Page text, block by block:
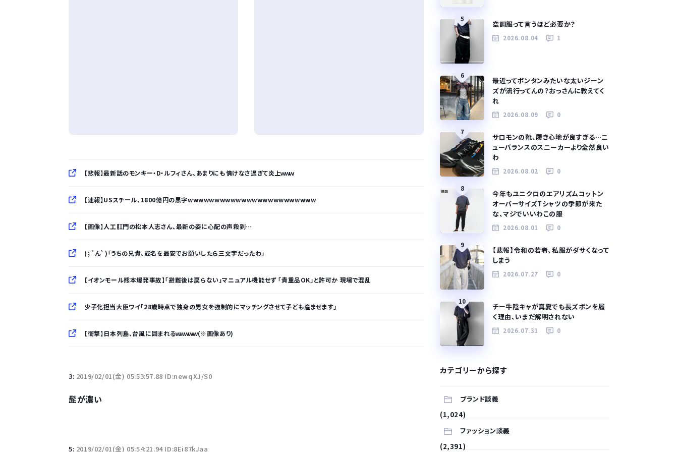
【悲報】最新話のモンキー・D・ルフィさん、あまりにも情けなさ過ぎて炎上ｗｗｗ
【速報】USスチール、1800億円の黒字wwwwwwwwwwwwwwwwwwwwwwww
【画像】人工肛門の松本人志さん、最新の姿に心配の声殺到…
(；´ん`)「うちの兄貴、戒名を最安でお願いしたら三文字だったわ」
【イオンモール熊本爆発事故】「避難後は戻らない」マニュアル機能せず 「貴重品OK」と許可か 現場で混乱
少子化担当大臣ワイ「28歳時点で独身の男女を強制的にマッチングさせて子ども産ませます」
【衝撃】日本列島、台風に囲まれるｗｗｗｗｗ(※画像あり)
3: 2019/02/01(金) 05:53:57.88 ID:newqXJ/S0
髭が濃い
5: 2019/02/01(金) 05:54:21.94 ID:8Ei87kJaa
5
空調服って言うほど必要か？
2026.08.04 1
6
最近ってボンタンみたいな太いジーン
ズが流行ってんの？おっさんに教えてく
れ
2026.08.09 0
7
サロモンの靴、履き心地が良すぎる…ニ
ューバランスのスニーカーより全然良い
わ
2026.08.02 0
8
今年もユニクロのエアリズムコットン
オーバーサイズTシャツの季節が来た
な、マジでいいわこの服
2026.08.01 0
9
【悲報】令和の若者、私服がダサくなって
しまう
2026.07.27 0
10
チー牛陰キャが真夏でも長ズボンを履
く理由、いまだ解明されない
2026.07.31 0
カテゴリーから探す
ブランド談義
(1,024)
ファッション談義
(2,391)